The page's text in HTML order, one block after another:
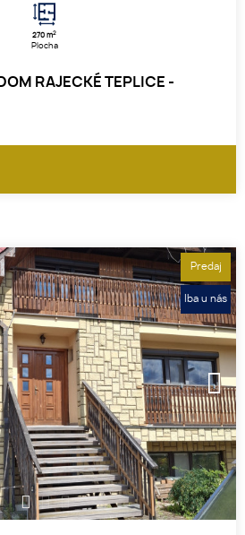
270 m2
Plocha
RAJECKÉ TEPLICE -
1 2 3
Predaj
Iba u nás